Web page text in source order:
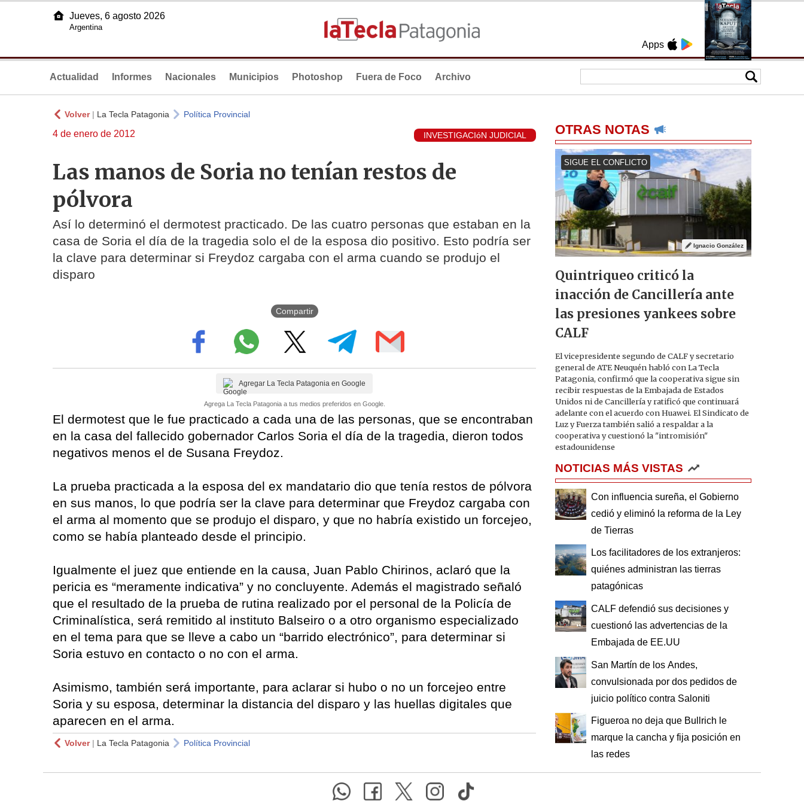
Apps
Jueves, 6 agosto 2026
Argentina
Actualidad Informes Nacionales Municipios Photoshop Fuera de Foco Archivo
Volver| La Tecla Patagonia Política Provincial
4 de enero de 2012 INVESTIGACIóN JUDICIAL
Las manos de Soria no tenían restos de
pólvora
Así lo determinó el dermotest practicado. De las cuatro personas que estaban en la
casa de Soria el día de la tragedia solo el de la esposa dio positivo. Esto podría ser
la clave para determinar si Freydoz cargaba con el arma cuando se produjo el
disparo
Compartir
Agregar La Tecla Patagonia en Google
Agrega La Tecla Patagonia a tus medios preferidos en Google.
El dermotest que le fue practicado a cada una de las personas, que se encontraban
en la casa del fallecido gobernador Carlos Soria el día de la tragedia, dieron todos
negativos menos el de Susana Freydoz.
La prueba practicada a la esposa del ex mandatario dio que tenía restos de pólvora
en sus manos, lo que podría ser la clave para determinar que Freydoz cargaba con
el arma al momento que se produjo el disparo, y que no habría existido un forcejeo,
como se había planteado desde el principio.
Igualmente el juez que entiende en la causa, Juan Pablo Chirinos, aclaró que la
pericia es “meramente indicativa” y no concluyente. Además el magistrado señaló
que el resultado de la prueba de rutina realizado por el personal de la Policía de
Criminalística, será remitido al instituto Balseiro o a otro organismo especializado
en el tema para que se lleve a cabo un “barrido electrónico”, para determinar si
Soria estuvo en contacto o no con el arma.
Asimismo, también será importante, para aclarar si hubo o no un forcejeo entre
Soria y su esposa, determinar la distancia del disparo y las huellas digitales que
aparecen en el arma.
Volver| La Tecla Patagonia Política Provincial
OTRAS NOTAS
SIGUE EL CONFLICTO
Ignacio González
Quintriqueo criticó la
inacción de Cancillería ante
las presiones yankees sobre
CALF
El vicepresidente segundo de CALF y secretario
general de ATE Neuquén habló con La Tecla
Patagonia, confirmó que la cooperativa sigue sin
recibir respuestas de la Embajada de Estados
Unidos ni de Cancillería y ratificó que continuará
adelante con el acuerdo con Huawei. El Sindicato de
Luz y Fuerza también salió a respaldar a la
cooperativa y cuestionó la "intromisión"
estadounidense
NOTICIAS MÁS VISTAS
Con influencia sureña, el Gobierno
cedió y eliminó la reforma de la Ley
de Tierras
Los facilitadores de los extranjeros:
quiénes administran las tierras
patagónicas
CALF defendió sus decisiones y
cuestionó las advertencias de la
Embajada de EE.UU
San Martín de los Andes,
convulsionada por dos pedidos de
juicio político contra Saloniti
Figueroa no deja que Bullrich le
marque la cancha y fija posición en
las redes